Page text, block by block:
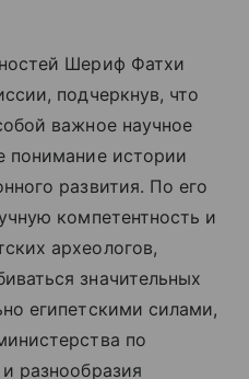
Шериф Фатхи
подчеркнув, что
важное научное
понимание истории
развития. По его
компетентность и
археологов,
значительных
египетскими силами,
по
разнообразия